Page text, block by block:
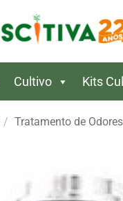
Cultivo Kits
/ Tratamento de Odores